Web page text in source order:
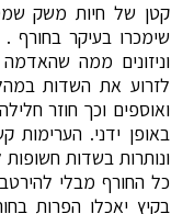
קטן של חיות משק
שימכרו בעיקר בחורף
וניזונים ממה
לזרוע את השדות
ואוספים וכך חוזר
באופן ידני. הערימות
ונותרות בשדות
כל החורף מבלי
בקיץ יאכלו הפרות